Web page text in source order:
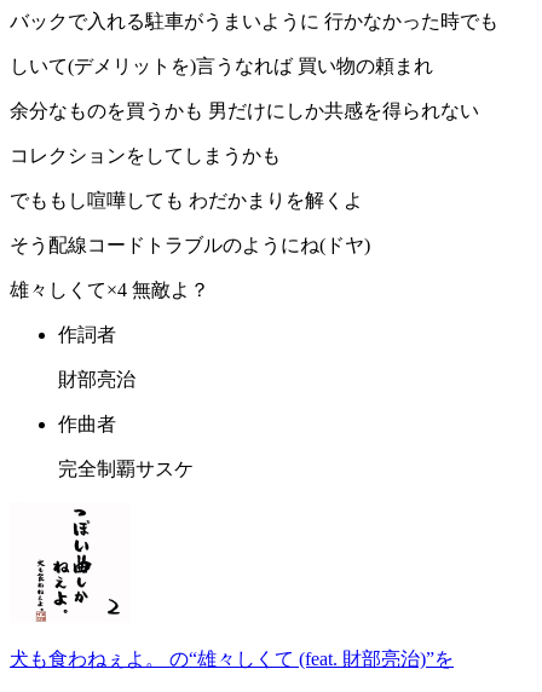
バックで入れる駐車がうまいように 行かなかった時でも
しいて(デメリットを)言うなれば 買い物の頼まれ
余分なものを買うかも 男だけにしか共感を得られない
コレクションをしてしまうかも
でももし喧嘩しても わだかまりを解くよ
そう配線コードトラブルのようにね(ドヤ)
雄々しくて×4 無敵よ？
作詞者
財部亮治
作曲者
完全制覇サスケ
犬も食わねぇよ。 の“雄々しくて (feat. 財部亮治)”を